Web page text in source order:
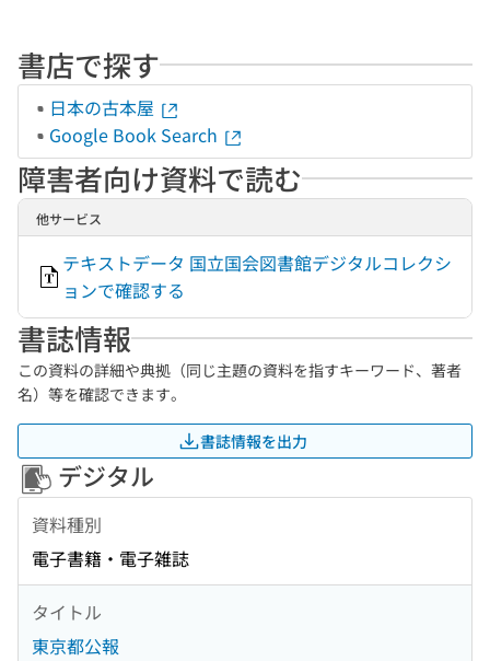
書店で探す
日本の古本屋
Google Book Search
障害者向け資料で読む
他サービス
テキストデータ 国立国会図書館デジタルコレクシ
ョンで確認する
書誌情報
この資料の詳細や典拠（同じ主題の資料を指すキーワード、著者
名）等を確認できます。
書誌情報を出力
デジタル
資料種別
電子書籍・電子雑誌
タイトル
東京都公報